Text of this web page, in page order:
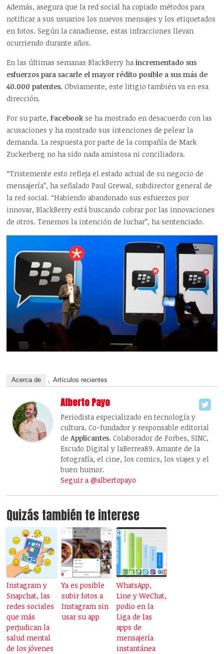
Además, asegura que la red social ha copiado métodos para
notificar a sus usuarios los nuevos mensajes y los etiquetados
en fotos. Según la canadiense, estas infracciones llevan
ocurriendo durante años.
En las últimas semanas BlackBerry ha incrementado sus
esfuerzos para sacarle el mayor rédito posible a sus más de
40.000 patentes. Obviamente, este litigio también va en esa
dirección.
Por su parte,Facebookse ha mostrado en desacuerdo con las
acusaciones y ha mostrado sus intenciones de pelear la
demanda. La respuesta por parte de la compañía de Mark
Zuckerberg no ha sido nada amistosa ni conciliadora.
“Tristemente esto refleja el estado actual de su negocio de
mensajería”, ha señalado Paul Grewal, subdirector general de
la red social. “Habiendo abandonado sus esfuerzos por
innovar, BlackBerry está buscando cobrar por las innovaciones
de otros. Tenemos la intención de luchar”, ha sentenciado.
Acerca de Artículos recientes
Alberto Payo
Periodista especializado en tecnología y
cultura. Co-fundador y responsable editorial
deApplicantes. Colaborador de Forbes, SINC,
Escudo Digital y laBerrea89. Amante de la
fotografía, el cine, los comics, los viajes y el
buen humor.
Seguir a @albertopayo
Quizás también te interese
Instagram y
Snapchat, las
redes sociales
que más
perjudican la
salud mental
de los jóvenes
Ya es posible
subir fotos a
Instagram sin
usar su app
WhatsApp,
Line y WeChat,
podio en la
Liga de las
apps de
mensajería
instantánea